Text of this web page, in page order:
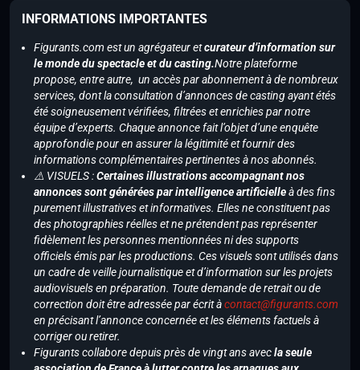
INFORMATIONS IMPORTANTES
Figurants.com est un agrégateur etcurateur d’information sur
le monde du spectacle et du casting.Notre plateforme
propose, entre autre, un accès par abonnement à de nombreux
services, dont la consultation d’annonces de casting ayant étés
été soigneusement vérifiées, filtrées et enrichies par notre
équipe d’experts. Chaque annonce fait l’objet d’une enquête
approfondie pour en assurer la légitimité et fournir des
informations complémentaires pertinentes à nos abonnés.
⚠️ VISUELS :Certaines illustrations accompagnant nos
annonces sont générées par intelligence artificielleà des fins
purement illustratives et informatives. Elles ne constituent pas
des photographies réelles et ne prétendent pas représenter
fidèlement les personnes mentionnées ni des supports
officiels émis par les productions. Ces visuels sont utilisés dans
un cadre de veille journalistique et d’information sur les projets
audiovisuels en préparation. Toute demande de retrait ou de
correction doit être adressée par écrit àcontact@figurants.com
en précisant l’annonce concernée et les éléments factuels à
corriger ou retirer.
Figurants collabore depuis près de vingt ans avecla seule